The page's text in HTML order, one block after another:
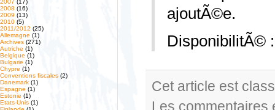
2007 (17)
2008 (16)
2009 (13)
2010 (5)
2011/2012 (25)
Allemagne (1)
Archives (271)
Autriche (1)
Belgique (1)
Bulgarie (1)
Chypre (1)
Conventions fiscales (2)
Danemark (1)
Espagne (1)
Estonie (1)
Etats-Unis (1)
ajoutÃ©e.
DisponibilitÃ©
Cet article est
Les commentaires